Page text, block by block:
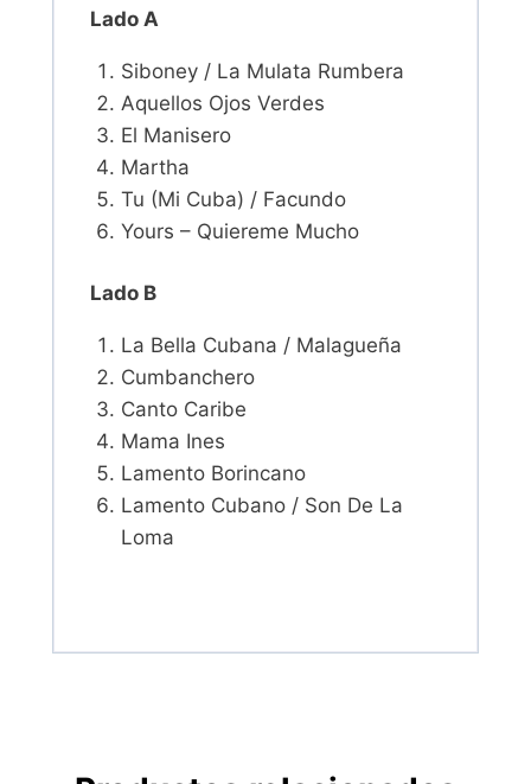
Lado A
Siboney / La Mulata Rumbera
Aquellos Ojos Verdes
El Manisero
Martha
Tu (Mi Cuba) / Facundo
Yours – Quiereme Mucho
Lado B
La Bella Cubana / Malagueña
Cumbanchero
Canto Caribe
Mama Ines
Lamento Borincano
Lamento Cubano / Son De La
Loma